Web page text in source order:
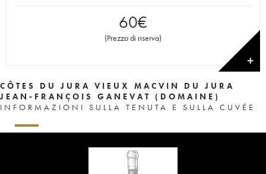
60€
(Prezzo di riserva)
✕
CÔTES DU JURA VIEUX MACVIN DU JURA
JEAN-FRANÇOIS GANEVAT (DOMAINE)
INFORMAZIONI SULLA TENUTA E SULLA CUVÉE